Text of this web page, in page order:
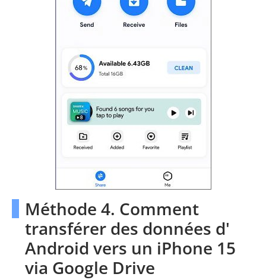
Méthode 4. Comment
transférer des données d'
Android vers un iPhone 15
via Google Drive